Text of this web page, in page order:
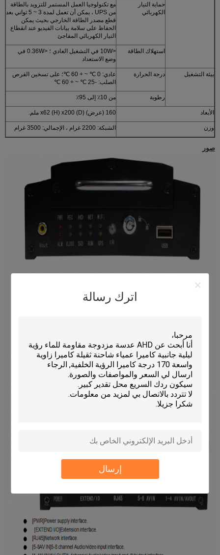
اترك رسالة
إرسال
حماية التيار
الكهربائي
مع تكنولوجيا العمل المستمر للتزويد بالطاقة
من UPS ، يمكن أن تعمل لمدة 3 ~ 5 ثواني بعد
قطع مصدر الطاقة الخارجي بحيث يمكن
الحفاظ على سلامة بيانات الفيديو عند انقطاع
التيار الكهربائي المفاجئ
استهلاك الطاقة
<10W في التشغيل العادي ؛ <0.36W في
وضع الاستعداد
بيئة التشغيل درجة الحرارة
عادي: 0 ℃ ~ + 60 ℃؛ على تسخين القرص
الصلب: -25 ℃ ~ + 60 ℃
رطوبة من 10٪ إلى 95٪
الأبعاد 160 (عرض) x62 (H) x200 (D) ملم.
وزن الشبكة: 2200 غرام ، الإجمالي: 3500 غرام
صور